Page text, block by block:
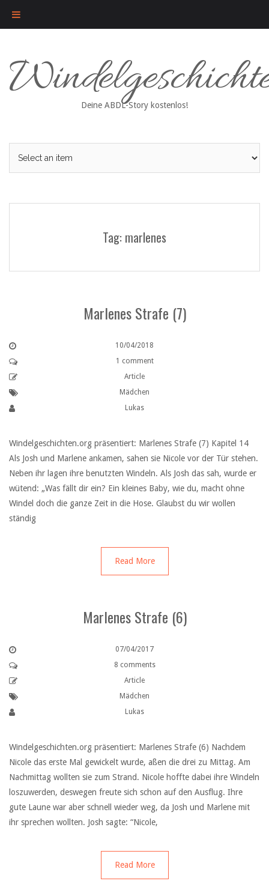
content
Deine ABDL-Story kostenlos!
Tag: marlenes
Marlenes Strafe (7)
10/04/2018
1 comment
Article
Mädchen
Lukas
Windelgeschichten.org präsentiert: Marlenes Strafe (7) Kapitel 14
Als Josh und Marlene ankamen, sahen sie Nicole vor der Tür stehen.
Neben ihr lagen ihre benutzten Windeln. Als Josh das sah, wurde er
wütend: „Was fällt dir ein? Ein kleines Baby, wie du, macht ohne
Windel doch die ganze Zeit in die Hose. Glaubst du wir wollen
ständig
Read More
Marlenes Strafe (6)
07/04/2017
8 comments
Article
Mädchen
Lukas
Windelgeschichten.org präsentiert: Marlenes Strafe (6) Nachdem
Nicole das erste Mal gewickelt wurde, aßen die drei zu Mittag. Am
Nachmittag wollten sie zum Strand. Nicole hoffte dabei ihre Windeln
loszuwerden, deswegen freute sich schon auf den Ausflug. Ihre
gute Laune war aber schnell wieder weg, da Josh und Marlene mit
ihr sprechen wollten. Josh sagte: “Nicole,
Read More